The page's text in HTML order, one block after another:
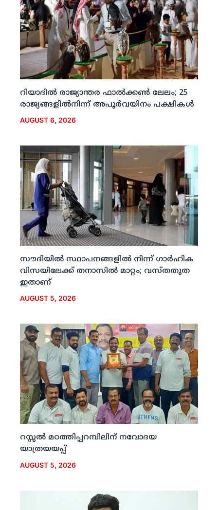
റിയാദില്‍ രാജ്യാന്തര ഫാല്‍ക്കണ്‍ ലേലം; 25
രാജ്യങ്ങളില്‍നിന്ന് അപൂര്‍വയിനം പക്ഷികള്‍
AUGUST 6, 2026
സൗദിയില്‍ സ്ഥാപനങ്ങളില്‍ നിന്ന് ഗാര്‍ഹിക
വിസയിലേക്ക് തനാസില്‍ മാറ്റം; വസ്തതുത
ഇതാണ്
AUGUST 5, 2026
റസ്സല്‍ മഠത്തിപ്പറമ്പിലിന് നവോദയ
യാത്രയയപ്പ്
AUGUST 5, 2026